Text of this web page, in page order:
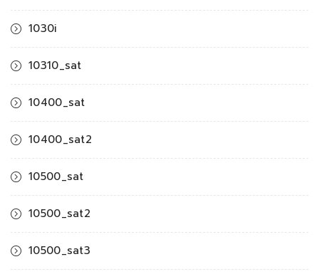
1030i
10310_sat
10400_sat
10400_sat2
10500_sat
10500_sat2
10500_sat3